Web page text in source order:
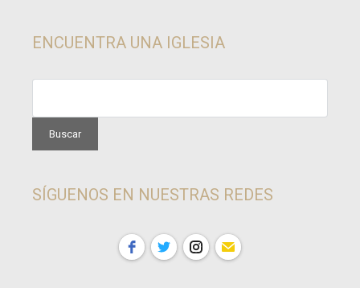
ENCUENTRA UNA IGLESIA
SÍGUENOS EN NUESTRAS REDES